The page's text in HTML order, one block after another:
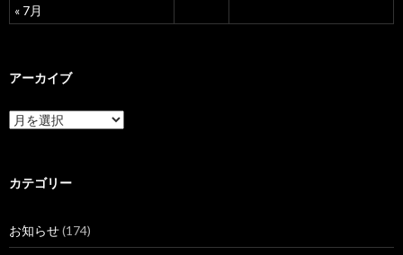
« 7月
アーカイブ
ア
ー
ブ
カテゴリー
お知らせ(174)